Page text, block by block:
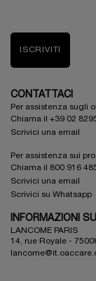
ISCRIVITI
CONTATTACI
Per assistenza sugli
Chiama il +39 02
Scrivici una email
Per assistenza sui
Chiama il 800 916
Scrivici una email
Scrivici su Whatsapp
INFORMAZIONI
LANCOME PARIS
14, rue Royale -